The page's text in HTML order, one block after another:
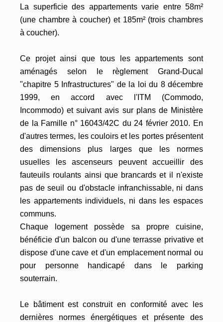
La superficie des appartements varie entre 58m²
(une chambre à coucher) et 185m² (trois chambres
à coucher).
Ce projet ainsi que tous les appartements sont
aménagés selon le règlement Grand-Ducal
"chapitre 5 Infrastructures" de la loi du 8 décembre
1999, en accord avec l'ITM (Commodo,
Incommodo) et suivant avis sur plans de Ministère
de la Famille n° 16043/42C du 24 février 2010. En
d'autres termes, les couloirs et les portes présentent
des dimensions plus larges que les normes
usuelles les ascenseurs peuvent accueillir des
fauteuils roulants ainsi que brancards et il n'existe
pas de seuil ou d'obstacle infranchissable, ni dans
les appartements individuels, ni dans les espaces
communs.
Chaque logement possède sa propre cuisine,
bénéficie d'un balcon ou d'une terrasse privative et
dispose d'une cave et d'un emplacement normal ou
pour personne handicapé dans le parking
souterrain.
Le bâtiment est construit en conformité avec les
dernières normes énergétiques et présente des